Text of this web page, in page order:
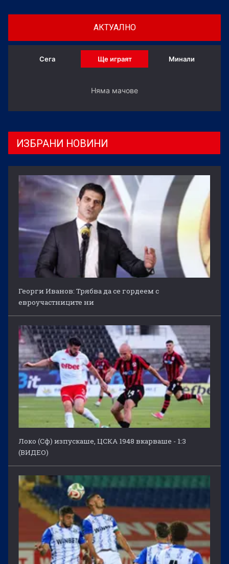
АКТУАЛНО
Сега Ще играят Минали
Няма мачове
ИЗБРАНИ НОВИНИ
Георги Иванов: Трябва да се гордеем с
евроучастниците ни
Локо (Сф) изпускаше, ЦСКА 1948 вкарваше - 1:3
(ВИДЕО)